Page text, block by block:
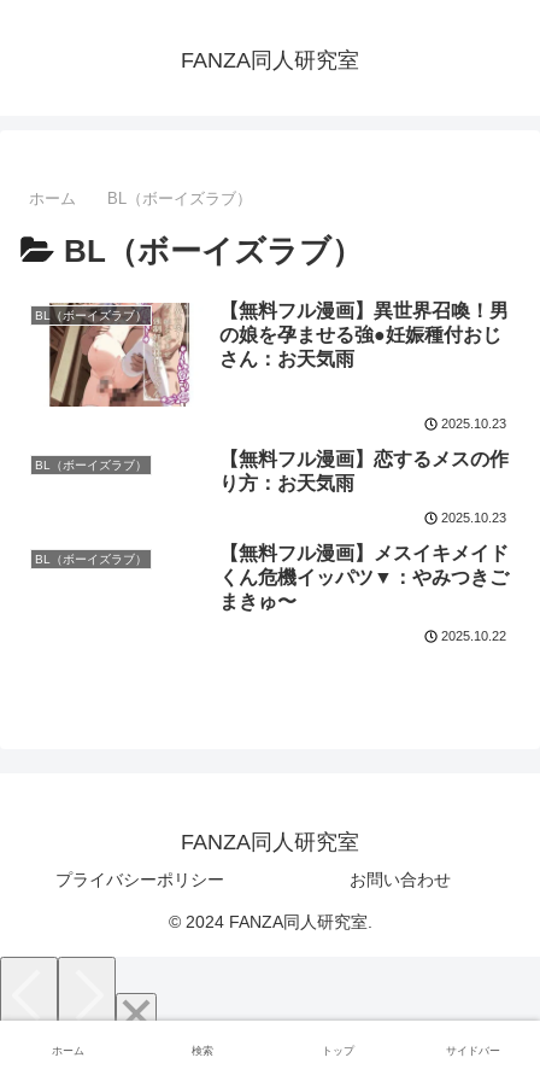
FANZA同人研究室
ホーム BL（ボーイズラブ）
BL（ボーイズラブ）
BL（ボーイズラブ）
【無料フル漫画】異世界召喚！男
の娘を孕ませる強●妊娠種付おじ
さん：お天気雨
2025.10.23
BL（ボーイズラブ）
【無料フル漫画】恋するメスの作
り方：お天気雨
2025.10.23
BL（ボーイズラブ）
【無料フル漫画】メスイキメイド
くん危機イッパツ▼：やみつきご
まきゅ〜
2025.10.22
FANZA同人研究室
プライバシーポリシー お問い合わせ
© 2024 FANZA同人研究室.
ホーム 検索 トップ サイドバー